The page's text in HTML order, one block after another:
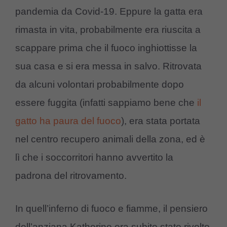
pandemia da Covid-19. Eppure la gatta era
rimasta in vita, probabilmente era riuscita a
scappare prima che il fuoco inghiottisse la
sua casa e si era messa in salvo. Ritrovata
da alcuni volontari probabilmente dopo
essere fuggita (infatti sappiamo bene che il
gatto ha paura del fuoco), era stata portata
nel centro recupero animali della zona, ed è
lì che i soccorritori hanno avvertito la
padrona del ritrovamento.
In quell’inferno di fuoco e fiamme, il pensiero